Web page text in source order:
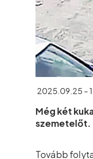
2025.09.25 -
Még két
szemetelőt.
Tovább